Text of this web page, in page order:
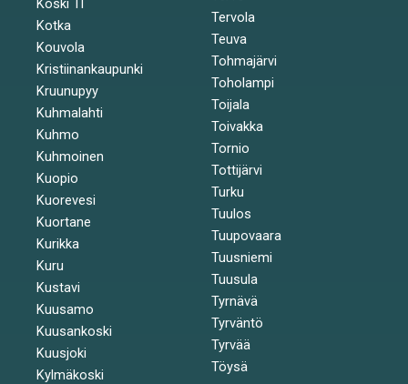
Koski Tl
Kotka
Kouvola
Kristiinankaupunki
Kruunupyy
Kuhmalahti
Kuhmo
Kuhmoinen
Kuopio
Kuorevesi
Kuortane
Kurikka
Kuru
Kustavi
Kuusamo
Kuusankoski
Kuusjoki
Kylmäkoski
Tervola
Teuva
Tohmajärvi
Toholampi
Toijala
Toivakka
Tornio
Tottijärvi
Turku
Tuulos
Tuupovaara
Tuusniemi
Tuusula
Tyrnävä
Tyrväntö
Tyrvää
Töysä